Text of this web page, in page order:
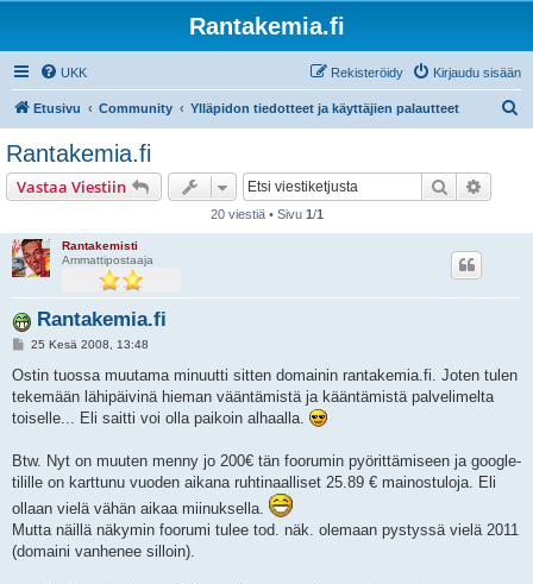
Rantakemia.fi
UKK Kirjaudu sisään
Rekisteröidy
Etusivu Community Ylläpidon tiedotteet ja käyttäjien palautteet
Rantakemia.fi
Vastaa Viestiin Etsi
20 viestiä • Sivu 1/1
Rantakemisti
Ammattipostaaja
Rantakemia.fi
V
e
t
i
25 Kesä 2008, 13:48
Ostin tuossa muutama minuutti sitten domainin rantakemia.fi. Joten tulen
tekemään lähipäivinä hieman vääntämistä ja kääntämistä palvelimelta
toiselle... Eli saitti voi olla paikoin alhaalla.
Btw. Nyt on muuten menny jo 200€ tän foorumin pyörittämiseen ja google-
tilille on karttunu vuoden aikana ruhtinaalliset 25.89 € mainostuloja. Eli
ollaan vielä vähän aikaa miinuksella.
Mutta näillä näkymin foorumi tulee tod. näk. olemaan pystyssä vielä 2011
(domaini vanhenee silloin).